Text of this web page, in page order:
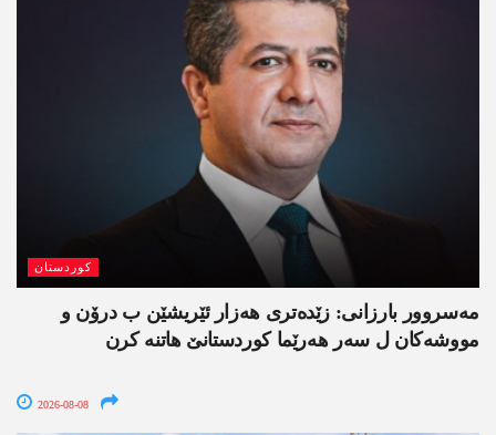
کوردستان
مەسروور بارزانی: زێدەتری ھەزار ئێریشێن ب درۆن و
مووشەکان ل سەر ھەرێما کوردستانێ ھاتنە کرن
2026-08-08